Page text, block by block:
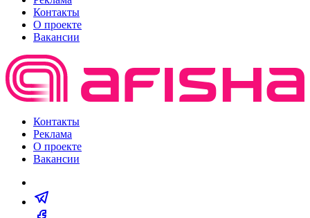
Контакты
О проекте
Вакансии
Контакты
Реклама
О проекте
Вакансии